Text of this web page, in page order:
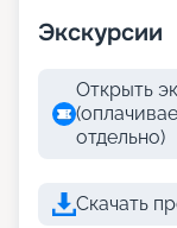
Экскурсии
Открыть
отдельно)
Скачать